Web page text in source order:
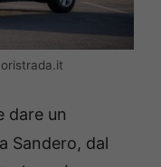
dare un
Sandero, dal